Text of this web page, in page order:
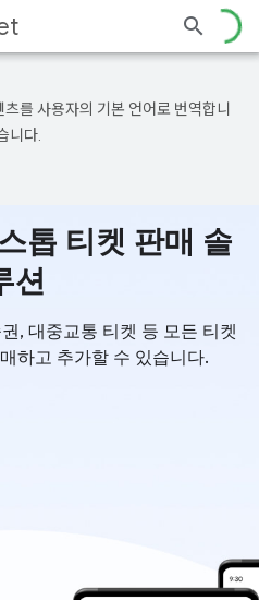
를 사용자의 기본 언어로 번역합니
니다.
톱 티켓 판매 솔
션
, 대중교통 티켓 등 모든 티켓
하고 추가할 수 있습니다.